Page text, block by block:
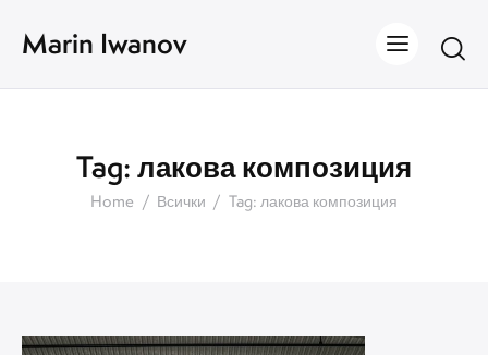
Marin Iwanov
Tag: лакова композиция
Home Всички Tag: лакова композиция